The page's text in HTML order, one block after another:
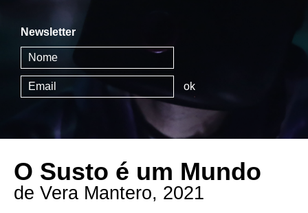
Newsletter
ok
O Susto é um Mundo
de Vera Mantero, 2021